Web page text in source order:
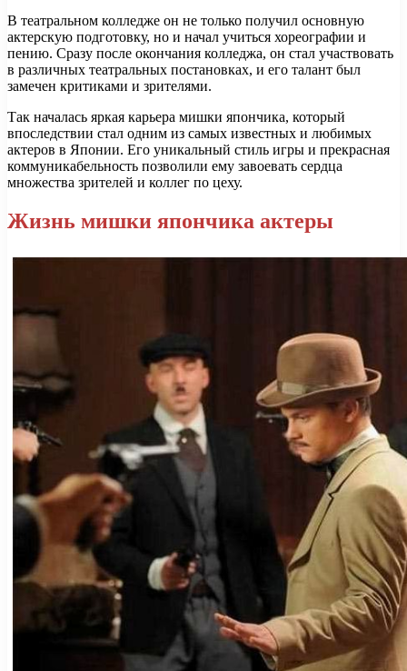
В театральном колледже он не только получил основную
актерскую подготовку, но и начал учиться хореографии и
пению. Сразу после окончания колледжа, он стал участвовать
в различных театральных постановках, и его талант был
замечен критиками и зрителями.
Так началась яркая карьера мишки япончика, который
впоследствии стал одним из самых известных и любимых
актеров в Японии. Его уникальный стиль игры и прекрасная
коммуникабельность позволили ему завоевать сердца
множества зрителей и коллег по цеху.
Жизнь мишки япончика актеры